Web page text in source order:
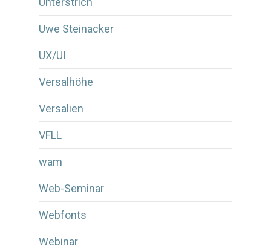
Uwe Steinacker
UX/UI
Versalhöhe
Versalien
VFLL
wam
Web-Seminar
Webfonts
Webinar